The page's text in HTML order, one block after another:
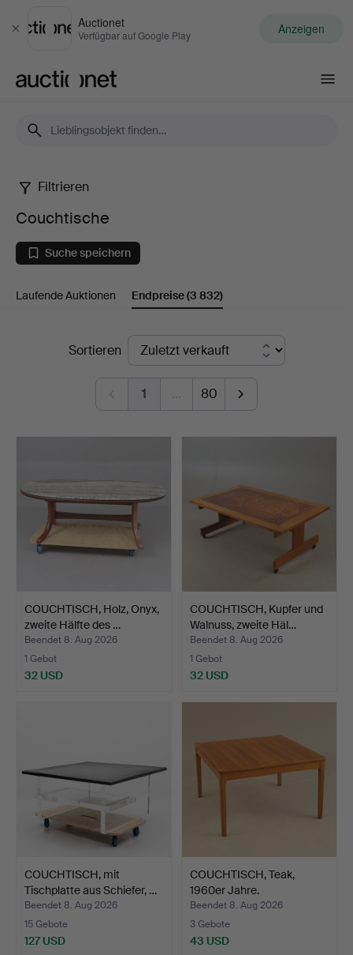
Schließen
Auctionet
Verfügbar auf Google Play Anzeigen
Couchtische
Filtrieren
Couchtische
Suche speichern
Laufende Auktionen Endpreise(3 832)
EndpreiseSortieren
1 … 80
COUCHTISCH, Holz, Onyx,
zweite Hälfte des …
Beendet 8. Aug 2026
1 Gebot
32 USD
COUCHTISCH, Kupfer und
Walnuss, zweite Häl…
Beendet 8. Aug 2026
1 Gebot
32 USD
COUCHTISCH, mit
Tischplatte aus Schiefer, …
Beendet 8. Aug 2026
15 Gebote
127 USD
COUCHTISCH, Teak,
1960er Jahre.
Beendet 8. Aug 2026
3 Gebote
43 USD